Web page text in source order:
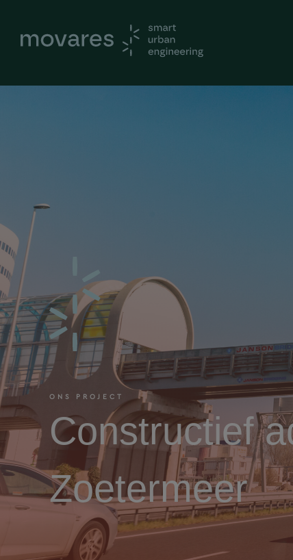
ONS PROJECT
Constructief
Zoetermeer